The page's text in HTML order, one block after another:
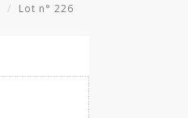
Lot n° 226